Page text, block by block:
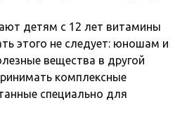
детям с 12 лет витамины
этого не следует: юношам и
вещества в другой
комплексные
специально для